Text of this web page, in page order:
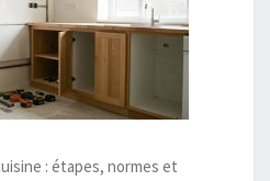
: étapes, normes et